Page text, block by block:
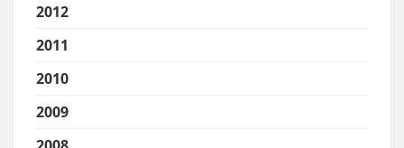
2012
2011
2010
2009